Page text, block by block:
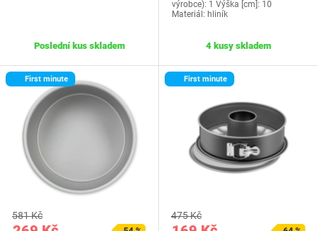
Poslední kus skladem
výrobce): 1 Výška [cm]: 10
Materiál: hliník
4 kusy skladem
First minute
581 Kč
First minute
475 Kč